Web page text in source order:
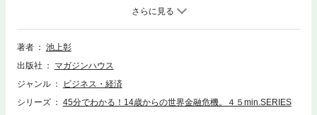
暴落、円高、金融危機…、この一冊を読めば、45分でそのすべてがつなが
ってスッキリ理解できます。タイトルは“１４歳”としていますが、ビジネ
スマンの方もぜひ！ ここ数年の世界経済を一つの体系としてシンプルに
理解できる内容になっています。そして、この状況の中で私たちはどうす
る、Magazine House 45 Minutes Series の第一弾です。
著者
池上彰
出版社
マガジンハウス
ジャンル
ビジネス・経済
シリーズ
45分でわかる！14歳からの世界金融危機。４５min.SERIES